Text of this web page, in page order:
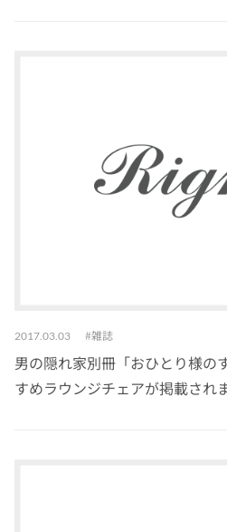
2017.03.03 雑誌
男の隠れ家別冊「おひとり様の
すめラウンジチェアが掲載され